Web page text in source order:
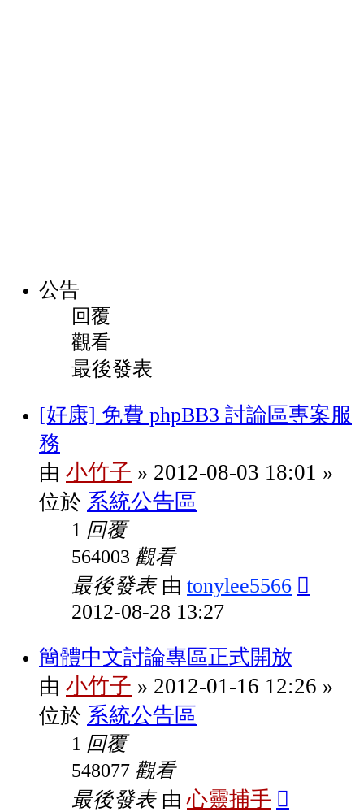
公告
回覆
觀看
最後發表
[好康] 免費 phpBB3 討論區專案服
務
由 小竹子 » 2012-08-03 18:01 »
位於 系統公告區
1 回覆
564003 觀看
最後發表 由 tonylee5566
2012-08-28 13:27
簡體中文討論專區正式開放
由 小竹子 » 2012-01-16 12:26 »
位於 系統公告區
1 回覆
548077 觀看
最後發表 由心靈捕手